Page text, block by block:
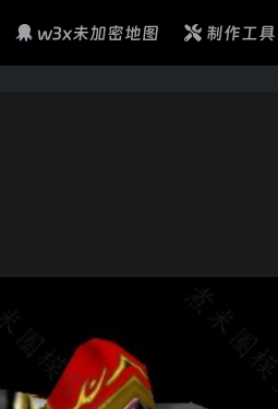
w3x未加密地图 制作工具